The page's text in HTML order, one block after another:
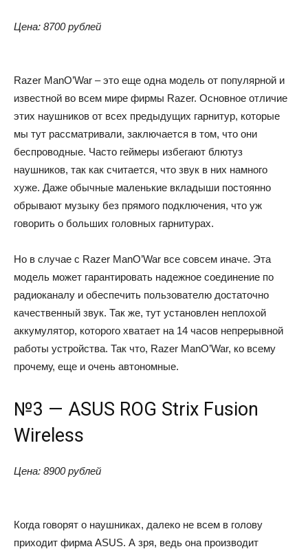
Цена: 8700 рублей
Razer ManO’War – это еще одна модель от популярной и
известной во всем мире фирмы Razer. Основное отличие
этих наушников от всех предыдущих гарнитур, которые
мы тут рассматривали, заключается в том, что они
беспроводные. Часто геймеры избегают блютуз
наушников, так как считается, что звук в них намного
хуже. Даже обычные маленькие вкладыши постоянно
обрывают музыку без прямого подключения, что уж
говорить о больших головных гарнитурах.
Но в случае с Razer ManO’War все совсем иначе. Эта
модель может гарантировать надежное соединение по
радиоканалу и обеспечить пользователю достаточно
качественный звук. Так же, тут установлен неплохой
аккумулятор, которого хватает на 14 часов непрерывной
работы устройства. Так что, Razer ManO’War, ко всему
прочему, еще и очень автономные.
№3 — ASUS ROG Strix Fusion
Wireless
Цена: 8900 рублей
Когда говорят о наушниках, далеко не всем в голову
приходит фирма ASUS. А зря, ведь она производит